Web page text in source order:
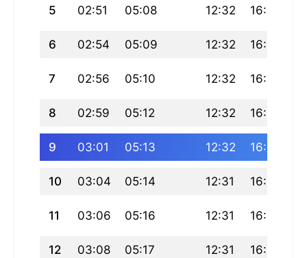
5 02:51 05:08 12:32 16:35
6 02:54 05:09 12:32 16:34
7 02:56 05:10 12:32 16:34
8 02:59 05:12 12:32 16:33
9 03:01 05:13 12:32 16:32
10 03:04 05:14 12:31 16:31
11 03:06 05:16 12:31 16:30
12 03:08 05:17 12:31 16:30